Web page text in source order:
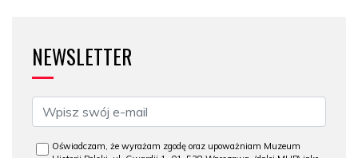
NEWSLETTER
Oświadczam, że wyrażam zgodę oraz upoważniam Muzeum